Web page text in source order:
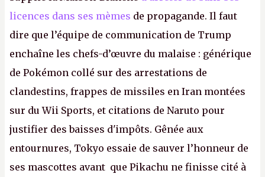
licences dans ses mèmes de propagande. Il faut
dire que l’équipe de communication de Trump
enchaîne les chefs-d’œuvre du malaise : générique
de Pokémon collé sur des arrestations de
clandestins, frappes de missiles en Iran montées
sur du Wii Sports, et citations de Naruto pour
justifier des baisses d'impôts. Gênée aux
entournures, Tokyo essaie de sauver l’honneur de
ses mascottes avant que Pikachu ne finisse cité à